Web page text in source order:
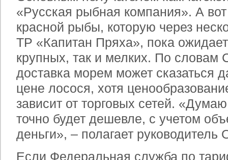
«Русская рыбная компания». А
красной рыбы, которую через
ТР «Капитан Пряха», пока
крупных, так и мелких. По словам
доставка морем может сказаться
цене лосося, хотя
зависит от торговых сетей.
точно будет дешевле, с учетом
деньги», – полагает
Если Федеральная служба по